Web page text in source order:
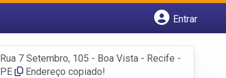
Entrar
Fazer login
Criar conta
Rua 7 Setembro, 105 - Boa Vista - Recife -
PE
Endereço copiado!